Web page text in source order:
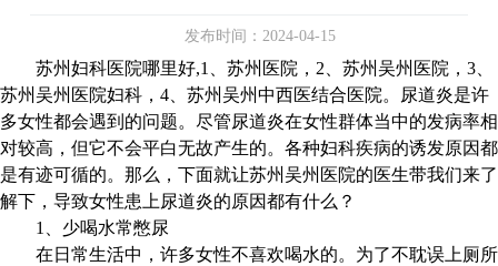
发布时间：2024-04-15
苏州妇科医院哪里好,1、苏州医院，2、苏州吴州医院，3、
苏州吴州医院妇科，4、苏州吴州中西医结合医院。尿道炎是许
多女性都会遇到的问题。尽管尿道炎在女性群体当中的发病率相
对较高，但它不会平白无故产生的。各种妇科疾病的诱发原因都
是有迹可循的。那么，下面就让苏州吴州医院的医生带我们来了
解下，导致女性患上尿道炎的原因都有什么？
1、少喝水常憋尿
在日常生活中，许多女性不喜欢喝水的。为了不耽误上厕所